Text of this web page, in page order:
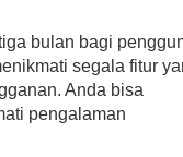
bulan bagi
segala fitur
Anda bisa
pengalaman